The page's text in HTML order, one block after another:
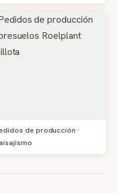
de producción ·